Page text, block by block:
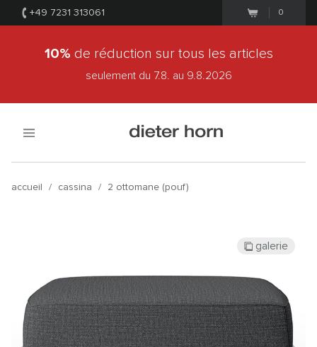
+49 7231 313061 0
10% de réduction sur tous les articles
seulement du 7.8. au 9.8.2026
accueil / cassina / 2 ottomane (pouf)
galerie